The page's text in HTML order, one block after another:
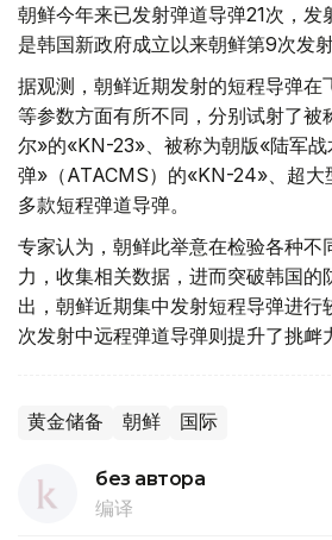
朝鲜今年来已发射弹道导弹21次，发
是韩国新政府成立以来朝鲜第9次发射
据观测，朝鲜近期发射的短程导弹在
等参数方面有所不同，分别试射了被
尔»的«KN-23»、被称为朝版«陆军战
弹»（ATACMS）的«KN-24»、超大
多款短程弹道导弹。
专家认为，朝鲜此举意在检验各种不
力，收集相关数据，进而突破韩国的
出，朝鲜近期集中发射短程导弹进行
次发射中远程弹道导弹则提升了挑衅
黄金储备 朝鲜 国际
без автора
编译